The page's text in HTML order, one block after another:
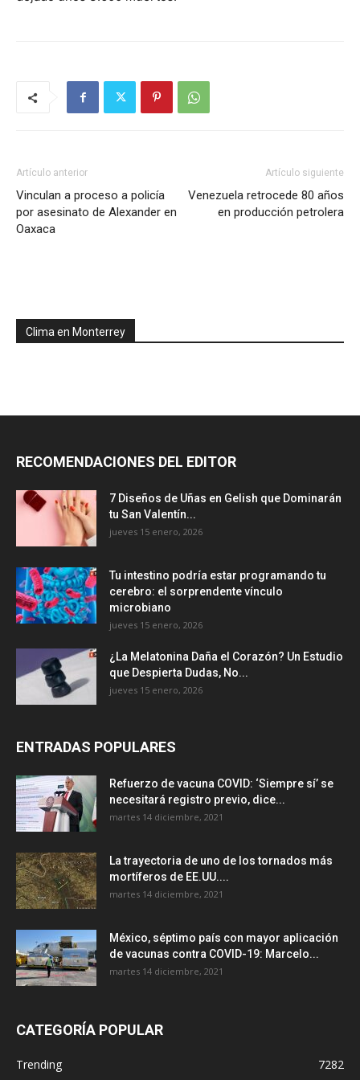
Artículo anterior
Vinculan a proceso a policía
por asesinato de Alexander en
Oaxaca
Artículo siguiente
Venezuela retrocede 80 años
en producción petrolera
Clima en Monterrey
RECOMENDACIONES DEL EDITOR
7 Diseños de Uñas en Gelish que Dominarán
tu San Valentín...
jueves 15 enero, 2026
Tu intestino podría estar programando tu
cerebro: el sorprendente vínculo
microbiano
jueves 15 enero, 2026
¿La Melatonina Daña el Corazón? Un Estudio
que Despierta Dudas, No...
jueves 15 enero, 2026
ENTRADAS POPULARES
Refuerzo de vacuna COVID: ‘Siempre sí’ se
necesitará registro previo, dice...
martes 14 diciembre, 2021
La trayectoria de uno de los tornados más
mortíferos de EE.UU....
martes 14 diciembre, 2021
México, séptimo país con mayor aplicación
de vacunas contra COVID-19: Marcelo...
martes 14 diciembre, 2021
CATEGORÍA POPULAR
Trending
7282